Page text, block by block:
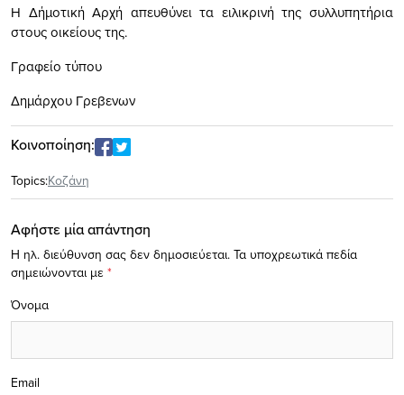
Η Δήμοτική Αρχή απευθύνει τα ειλικρινή της συλλυπητήρια
στους οικείους της.
Γραφείο τύπου
Δημάρχου Γρεβενων
Κοινοποίηση:
Topics:Κοζάνη
Αφήστε μία απάντηση
Η ηλ. διεύθυνση σας δεν δημοσιεύεται. Τα υποχρεωτικά πεδία
σημειώνονται με *
Όνομα
Email